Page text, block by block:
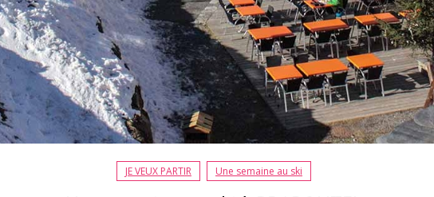
JE VEUX PARTIR Une semaine au ski